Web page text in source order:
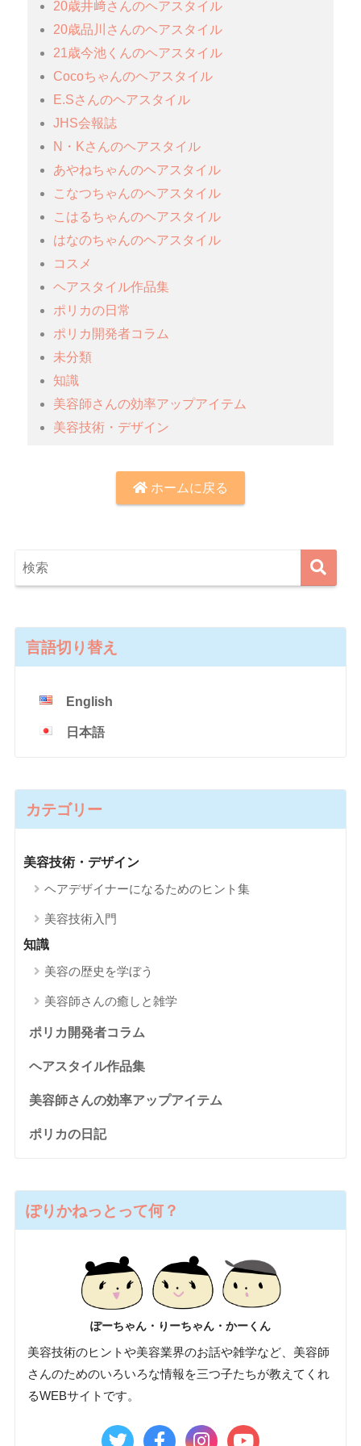
20歳井﨑さんのヘアスタイル
20歳品川さんのヘアスタイル
21歳今池くんのヘアスタイル
Cocoちゃんのヘアスタイル
E.Sさんのヘアスタイル
JHS会報誌
N・Kさんのヘアスタイル
あやねちゃんのヘアスタイル
こなつちゃんのヘアスタイル
こはるちゃんのヘアスタイル
はなのちゃんのヘアスタイル
コスメ
ヘアスタイル作品集
ポリカの日常
ポリカ開発者コラム
未分類
知識
美容師さんの効率アップアイテム
美容技術・デザイン
ホームに戻る
言語切り替え
English
日本語
カテゴリー
美容技術・デザイン
ヘアデザイナーになるためのヒント集
美容技術入門
知識
美容の歴史を学ぼう
美容師さんの癒しと雑学
ポリカ開発者コラム
ヘアスタイル作品集
美容師さんの効率アップアイテム
ポリカの日記
ぽりかねっとって何？
ぽーちゃん・りーちゃん・かーくん
美容技術のヒントや美容業界のお話や雑学など、美容師
さんのためのいろいろな情報を三つ子たちが教えてくれ
るWEBサイトです。